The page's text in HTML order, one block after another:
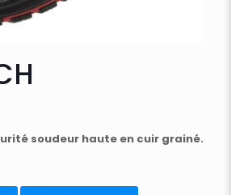
soudeur haute en cuir grainé.